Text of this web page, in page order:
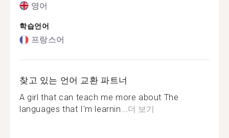
영어
학습언어
프랑스어
찾고 있는 언어 교환 파트너
A girl that can teach me more about The
languages that I'm learnin...더 보기